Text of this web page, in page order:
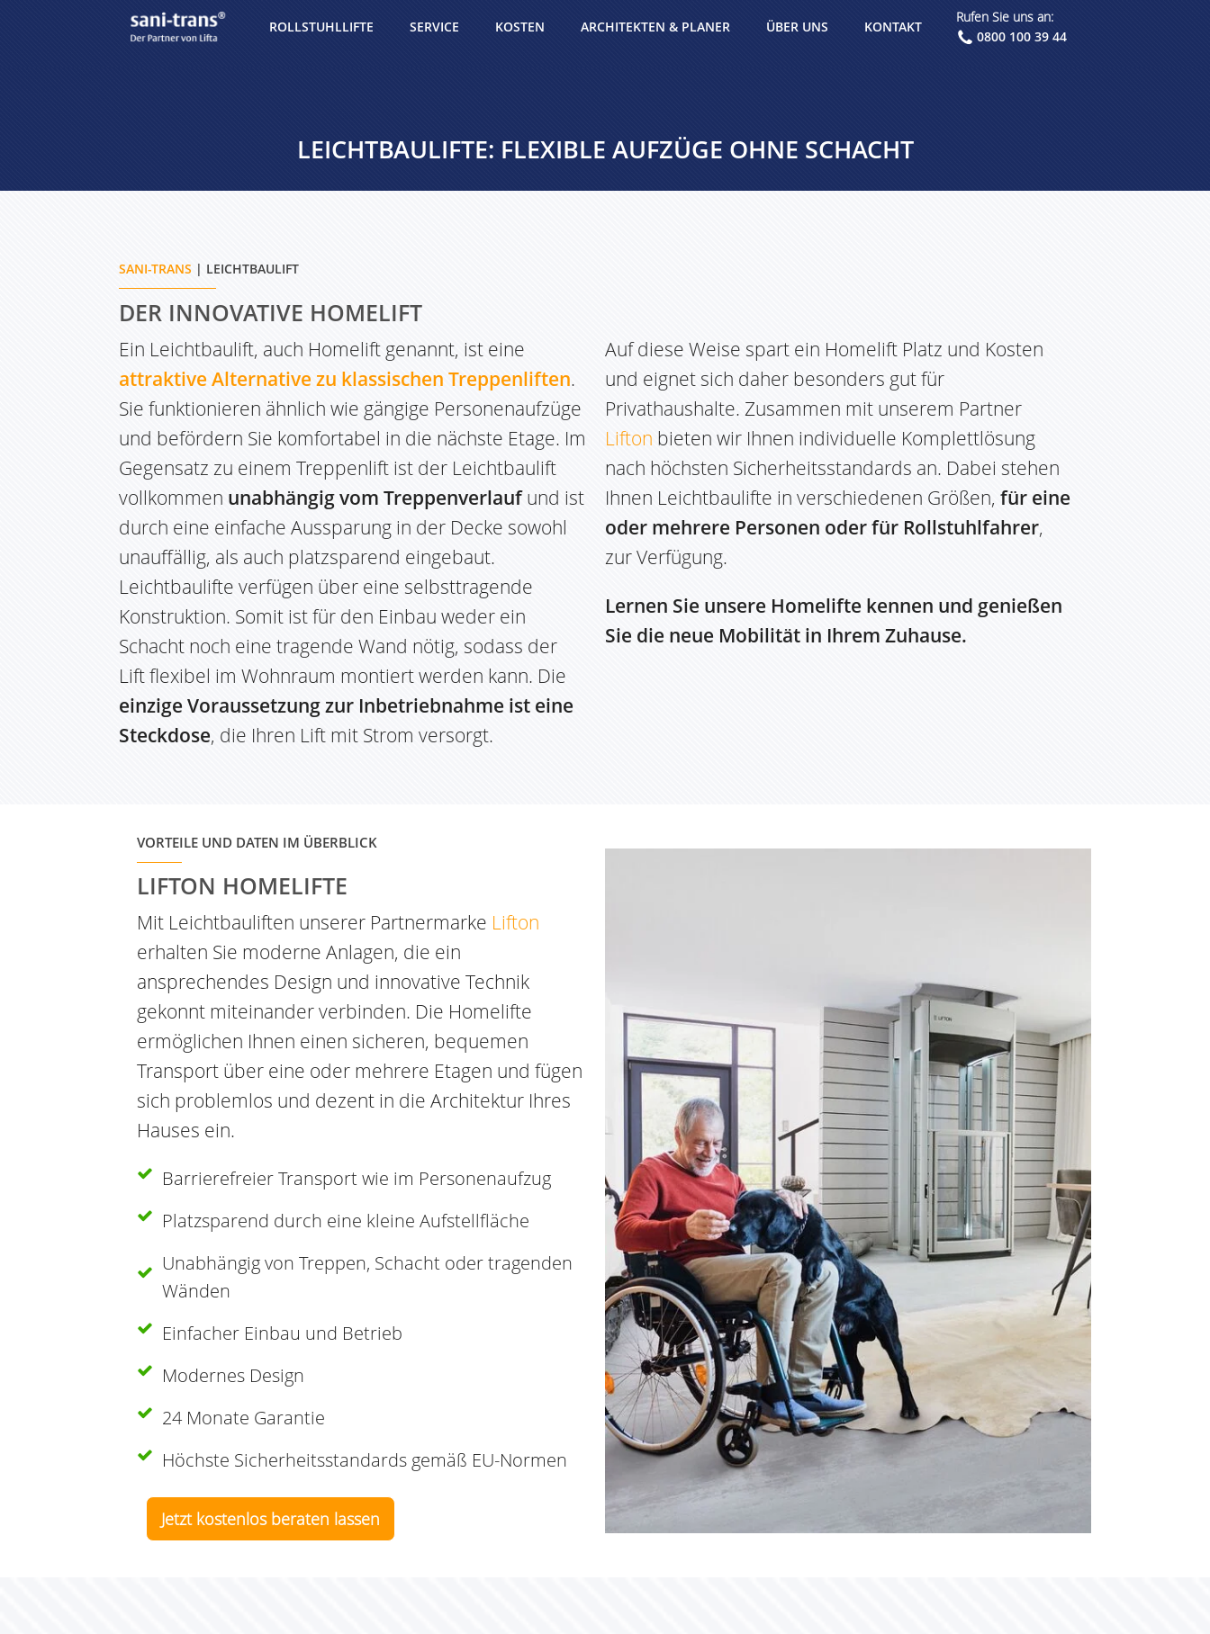
ROLLSTUHLLIFTE SERVICE KOSTEN ARCHITEKTEN & PLANER ÜBER UNS KONTAKT
Rufen Sie uns an:
0800 100 39 44
LEICHTBAULIFTE: FLEXIBLE AUFZÜGE OHNE SCHACHT
SANI-TRANS | LEICHTBAULIFT
DER INNOVATIVE HOMELIFT
Ein Leichtbaulift, auch Homelift genannt, ist eine
attraktive Alternative zu klassischen Treppenliften.
Sie funktionieren ähnlich wie gängige Personenaufzüge
und befördern Sie komfortabel in die nächste Etage. Im
Gegensatz zu einem Treppenlift ist der Leichtbaulift
vollkommen unabhängig vom Treppenverlaufund ist
durch eine einfache Aussparung in der Decke sowohl
unauffällig, als auch platzsparend eingebaut.
Leichtbaulifte verfügen über eine selbsttragende
Konstruktion. Somit ist für den Einbau weder ein
Schacht noch eine tragende Wand nötig, sodass der
Lift flexibel im Wohnraum montiert werden kann. Die
einzige Voraussetzung zur Inbetriebnahme ist eine
Steckdose, die Ihren Lift mit Strom versorgt.
Auf diese Weise spart ein Homelift Platz und Kosten
und eignet sich daher besonders gut für
Privathaushalte. Zusammen mit unserem Partner
Lifton bieten wir Ihnen individuelle Komplettlösung
nach höchsten Sicherheitsstandards an. Dabei stehen
Ihnen Leichtbaulifte in verschiedenen Größen, für eine
oder mehrere Personen oder für Rollstuhlfahrer,
zur Verfügung.
Lernen Sie unsere Homelifte kennen und genießen
Sie die neue Mobilität in Ihrem Zuhause.
VORTEILE UND DATEN IM ÜBERBLICK
LIFTON HOMELIFTE
Mit Leichtbauliften unserer Partnermarke Lifton
erhalten Sie moderne Anlagen, die ein
ansprechendes Design und innovative Technik
gekonnt miteinander verbinden. Die Homelifte
ermöglichen Ihnen einen sicheren, bequemen
Transport über eine oder mehrere Etagen und fügen
sich problemlos und dezent in die Architektur Ihres
Hauses ein.
Barrierefreier Transport wie im Personenaufzug
Platzsparend durch eine kleine Aufstellfläche
Unabhängig von Treppen, Schacht oder tragenden
Wänden
Einfacher Einbau und Betrieb
Modernes Design
24 Monate Garantie
Höchste Sicherheitsstandards gemäß EU-Normen
Jetzt kostenlos beraten lassen